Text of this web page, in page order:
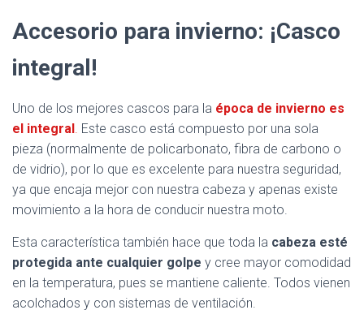
Accesorio para invierno: ¡Casco
integral!
Uno de los mejores cascos para la época de invierno es
el integral. Este casco está compuesto por una sola
pieza (normalmente de policarbonato, fibra de carbono o
de vidrio), por lo que es excelente para nuestra seguridad,
ya que encaja mejor con nuestra cabeza y apenas existe
movimiento a la hora de conducir nuestra moto.
Esta característica también hace que toda la cabeza esté
protegida ante cualquier golpe y cree mayor comodidad
en la temperatura, pues se mantiene caliente. Todos vienen
acolchados y con sistemas de ventilación.